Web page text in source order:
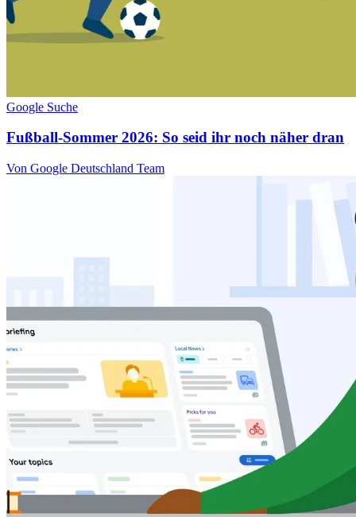
Google Suche
Fußball-Sommer 2026: So seid ihr noch näher dran
Von Google Deutschland Team